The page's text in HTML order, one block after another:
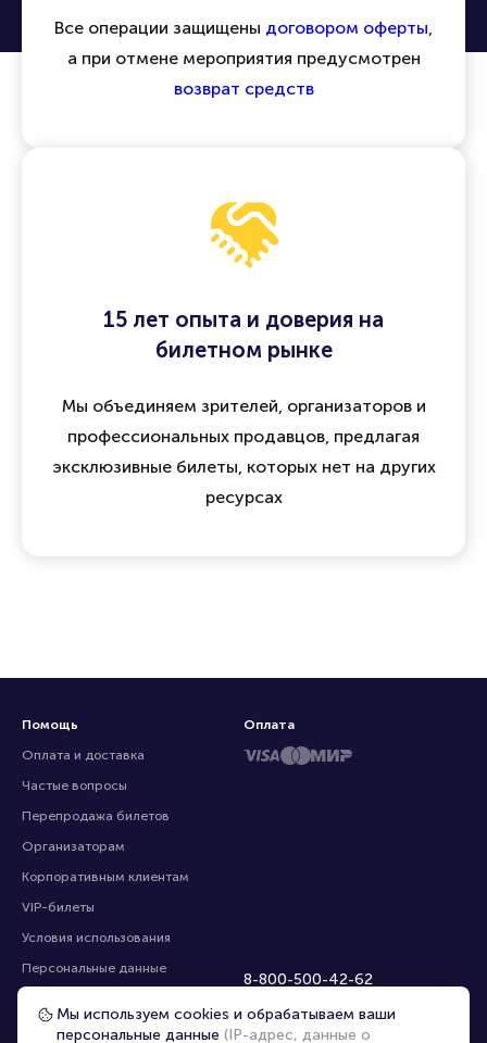
Все операции защищены договором оферты,
а при отмене мероприятия предусмотрен
возврат средств
15 лет опыта и доверия на
билетном рынке
Мы объединяем зрителей, организаторов и
профессиональных продавцов, предлагая
эксклюзивные билеты, которых нет на других
ресурсах
Помощь
Оплата и доставка
Частые вопросы
Перепродажа билетов
Организаторам
Корпоративным клиентам
VIP-билеты
Условия использования
Персональные данные
Контакты
8-800-500-42-62
info@portalbilet.ru
Оплата
Мы используем cookies и обрабатываем ваши
персональные данные (IP-адрес, данные о